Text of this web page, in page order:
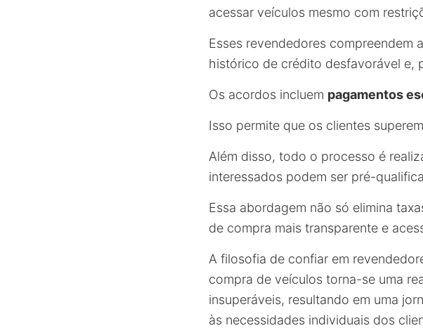
acessar veículos mesmo com
Esses revendedores compreendem
histórico de crédito desfavorável e,
Os acordos incluem pagamentos
Isso permite que os clientes
Além disso, todo o processo é
interessados podem ser pré-
Essa abordagem não só elimina
de compra mais transparente e
A filosofia de confiar em
compra de veículos torna-se uma
insuperáveis, resultando em uma
às necessidades individuais dos